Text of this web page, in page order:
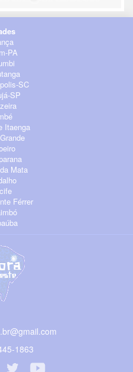
PA
SC
SP
Itaenga
Mata
Férrer
1863